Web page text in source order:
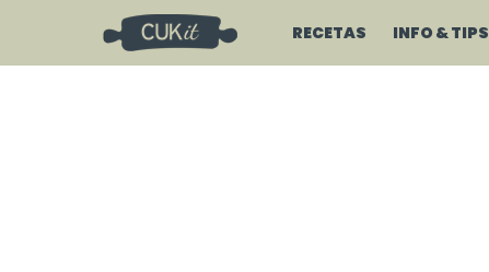
RECETAS INFO & TIPS